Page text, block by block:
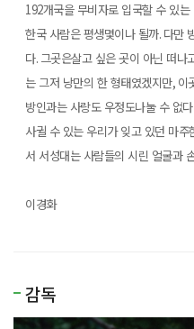
192개국을 무비자로 입국할 수 있는
한국 사람은 평생몇이나 될까. 다만
다. 그곳은살고 싶은 곳이 아닌 떠나
는 그저 낭만의 한 형태였겠지만, 이
방인과는 사랑도 우정도나눌 수 없
사귈 수 있는 우리가 잊고 있던 마
서 서성대는 사람들의 시린 얼굴과
이경화
감독